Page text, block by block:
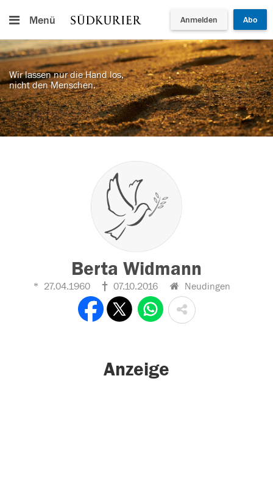
Menü Anmelden Abo
Wir lassen nur die Hand los,
nicht den Menschen.
Berta Widmann
27.04.1960 07.10.2016 Neudingen
Anzeige